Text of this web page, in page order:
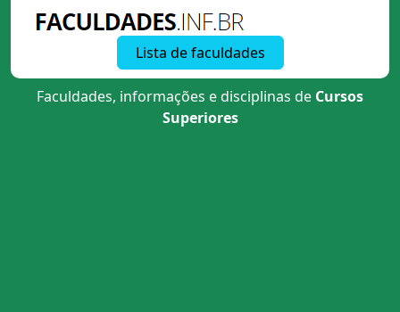
Lista de faculdades
Faculdades, informações e disciplinas de Cursos
Superiores